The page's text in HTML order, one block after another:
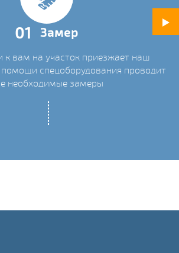
01 Замер
к вам на участок приезжает наш
помощи спецоборудования проводит
необходимые замеры